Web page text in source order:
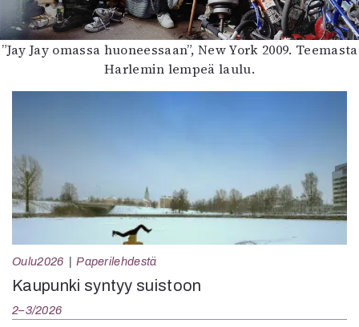
”Jay Jay omassa huoneessaan”, New York 2009. Teemasta
Harlemin lempeä laulu.
Oulu2026 Paperilehdestä
Kaupunki syntyy suistoon
2–3/2026